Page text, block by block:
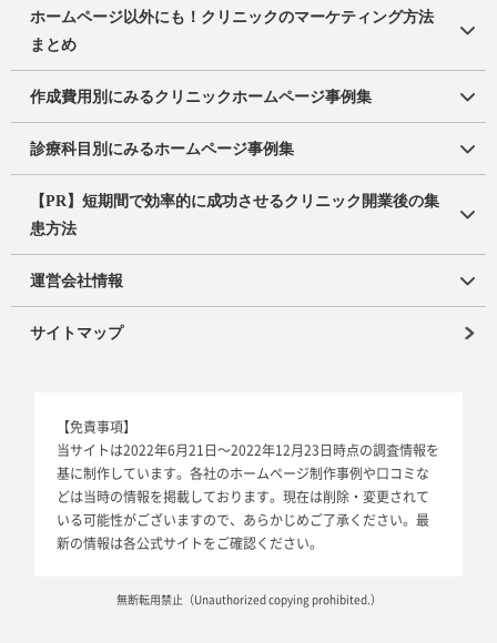
ホームページ以外にも！クリニックのマーケティング方法
まとめ
作成費用別にみるクリニックホームページ事例集
診療科目別にみるホームページ事例集
【PR】短期間で効率的に成功させるクリニック開業後の集
患方法
運営会社情報
サイトマップ
【免責事項】
当サイトは2022年6月21日～2022年12月23日時点の調査情報を
基に制作しています。各社のホームページ制作事例や口コミな
どは当時の情報を掲載しております。現在は削除・変更されて
いる可能性がございますので、あらかじめご了承ください。最
新の情報は各公式サイトをご確認ください。
無断転用禁止（Unauthorized copying prohibited.）